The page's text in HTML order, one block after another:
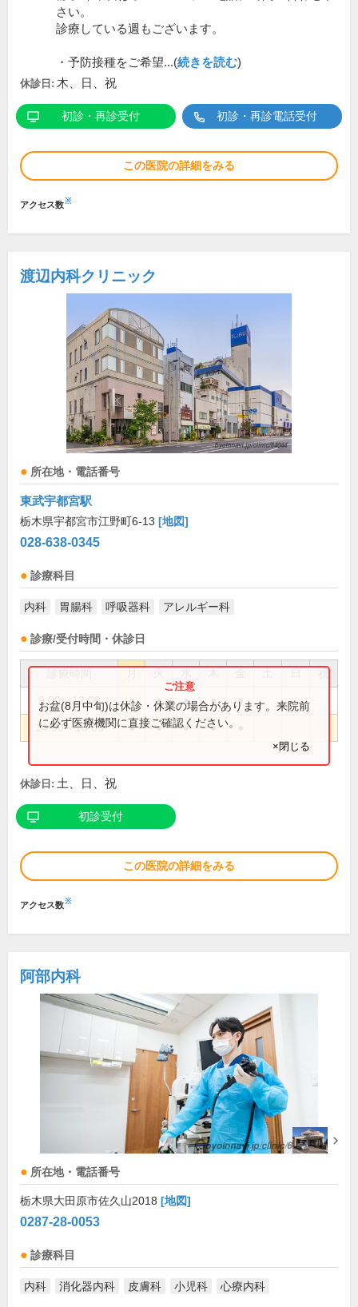
さい。
診療している週もございます。
・予防接種をご希望...(続きを読む)
休診日: 木、日、祝
初診・再診受付 初診・再診電話受付
この医院の詳細をみる
アクセス数※
渡辺内科クリニック
所在地・電話番号
東武宇都宮駅
栃木県宇都宮市江野町6-13 [地図]
028-638-0345
診療科目
内科 胃腸科 呼吸器科 アレルギー科
診療/受付時間・休診日
祝
9:00～12:00 ● ● ● ● ●
14:00～18:00 ● ● ● ●
お盆(8月中旬)は休診・休業の場合があります。来院前
に必ず医療機関に直接ご確認ください。
×閉じる
休診日: 土、日、祝
初診受付
この医院の詳細をみる
アクセス数※
阿部内科
所在地・電話番号
栃木県大田原市佐久山2018 [地図]
0287-28-0053
診療科目
内科 消化器内科 皮膚科 小児科 心療内科